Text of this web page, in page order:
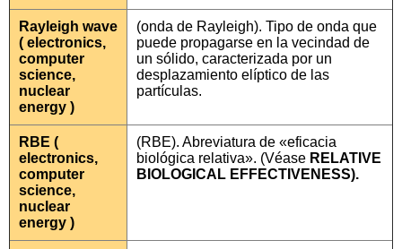
Rayleigh wave
( electronics,
computer
science,
nuclear
energy )
(onda de Rayleigh). Tipo de onda que
puede propagarse en la vecindad de
un sólido, caracterizada por un
desplazamiento elíptico de las
partículas.
RBE (
electronics,
computer
science,
nuclear
energy )
(RBE). Abreviatura de «eficacia
biológica relativa». (Véase RELATIVE
BIOLOGICAL EFFECTIVENESS).